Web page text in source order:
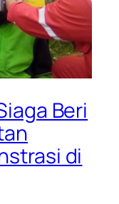
Beri
di